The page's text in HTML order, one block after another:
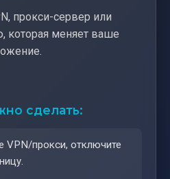
прокси-сервер или
которая меняет ваше
сделать:
VPN/прокси, отключите